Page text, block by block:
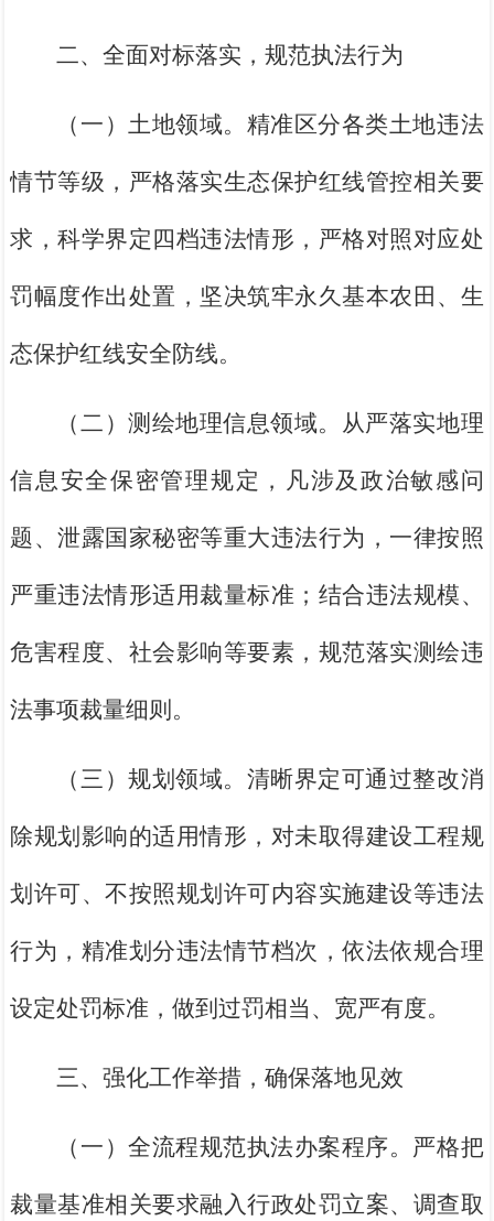
二、全面对标落实，规范执法行为
（一）土地领域。精准区分各类土地违法
情节等级，严格落实生态保护红线管控相关要
求，科学界定四档违法情形，严格对照对应处
罚幅度作出处置，坚决筑牢永久基本农田、生
态保护红线安全防线。
（二）测绘地理信息领域。从严落实地理
信息安全保密管理规定，凡涉及政治敏感问
题、泄露国家秘密等重大违法行为，一律按照
严重违法情形适用裁量标准；结合违法规模、
危害程度、社会影响等要素，规范落实测绘违
法事项裁量细则。
（三）规划领域。清晰界定可通过整改消
除规划影响的适用情形，对未取得建设工程规
划许可、不按照规划许可内容实施建设等违法
行为，精准划分违法情节档次，依法依规合理
设定处罚标准，做到过罚相当、宽严有度。
三、强化工作举措，确保落地见效
（一）全流程规范执法办案程序。严格把
裁量基准相关要求融入行政处罚立案、调查取